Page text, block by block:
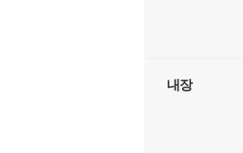
내장